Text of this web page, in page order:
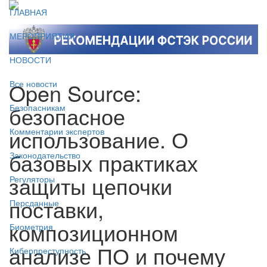
ГЛАВНАЯ
МЕРОПРИЯТИЯ
НОВОСТИ
Все новости
Безопасникам
Комментарии экспертов
Законодательство
Регуляторы
Персданные
Биометрия
Киберпреступность
Open Source:
безопасное
использование. О
базовых практиках
защиты цепочки
поставки,
композиционном
анализе ПО и почему